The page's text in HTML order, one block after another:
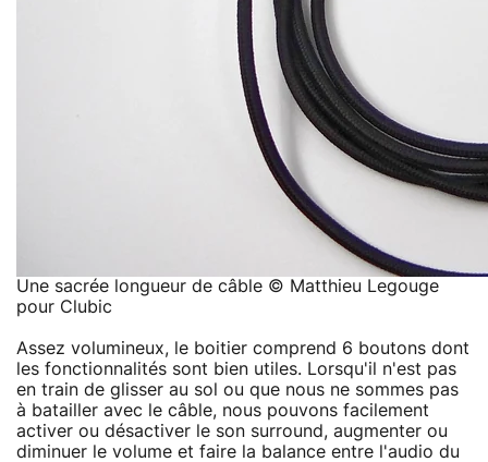
Une sacrée longueur de câble © Matthieu Legouge
pour Clubic
Assez volumineux, le boitier comprend 6 boutons dont
les fonctionnalités sont bien utiles. Lorsqu'il n'est pas
en train de glisser au sol ou que nous ne sommes pas
à batailler avec le câble, nous pouvons facilement
activer ou désactiver le son surround, augmenter ou
diminuer le volume et faire la balance entre l'audio du